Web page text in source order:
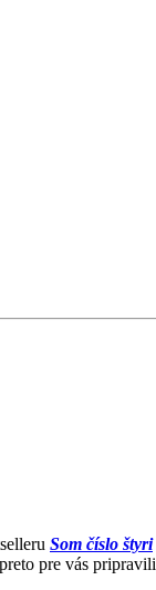
Som číslo štyri
pre vás pripravili